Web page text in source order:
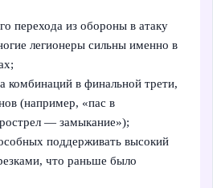
перехода из обороны в атаку
легионеры сильны именно в
комбинаций в финальной трети,
(например, «пас в
— замыкание»);
поддерживать высокий
что раньше было